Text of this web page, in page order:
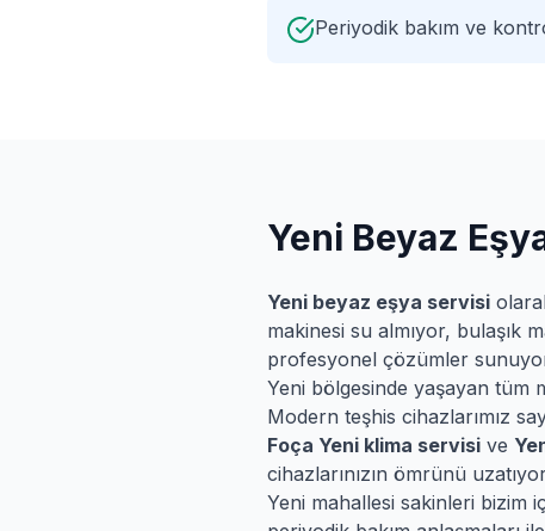
Periyodik bakım ve
Yeni Beyaz
Yeni beyaz eşya servisi
makinesi su almıyor, bulaşık
profesyonel çözümler
Yeni bölgesinde yaşayan tüm
Modern teşhis cihazlarımız
Foça Yeni klima servisi ve
cihazlarınızın ömrünü
Yeni mahallesi sakinleri bizim